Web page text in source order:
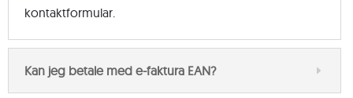
kontaktformular.
Kan jeg betale med e-faktura EAN?